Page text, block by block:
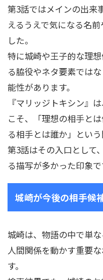
第3話ではメインの出来
えるうえで気になる名
した。
特に城崎や王子的な理
る脇役やネタ要素では
能性があります。
『マリッジトキシン』
こそ、「理想の相手と
る相手とは誰か」とい
第3話はその入口として
る描写が多かった印象で
城崎が今後の相手候
城崎は、物語の中で単
人間関係を動かす重要
す。